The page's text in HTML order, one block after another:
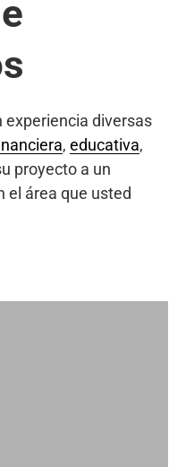
diversas
, educativa,
proyecto a un
el área que usted